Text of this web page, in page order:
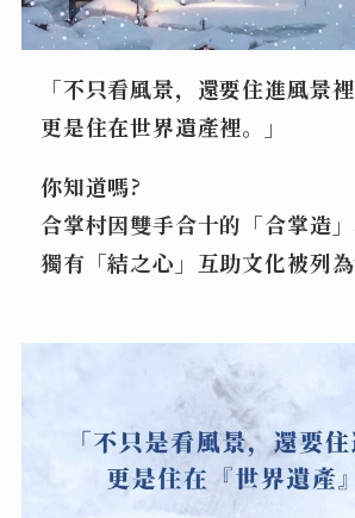
「不只看風景，還要住進風景裡
更是住在世界遺產裡。」
你知道嗎?
合掌村因雙手合十的「合掌造」
獨有「結之心」互助文化被列為